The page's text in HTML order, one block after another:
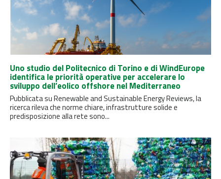
Uno studio del Politecnico di Torino e di WindEurope
identifica le priorità operative per accelerare lo
sviluppo dell’eolico offshore nel Mediterraneo
Pubblicata su Renewable and Sustainable Energy Reviews, la
ricerca rileva che norme chiare, infrastrutture solide e
predisposizione alla rete sono...